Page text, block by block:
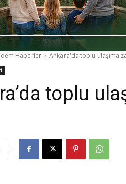
Haberleri Ankara'da toplu ulaşıma
toplu